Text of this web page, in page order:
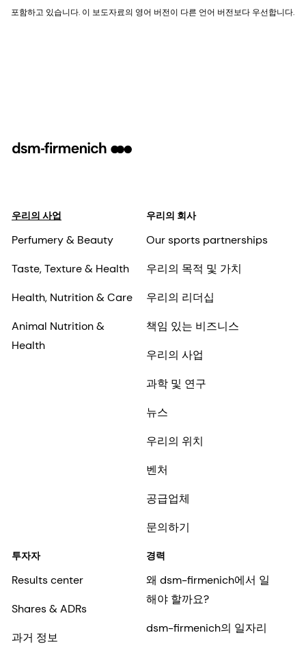
포함하고 있습니다. 이 보도자료의 영어 버전이 다른 언어 버전보다 우선합니다.
우리의 사업
Perfumery & Beauty
Taste, Texture & Health
Health, Nutrition & Care
Animal Nutrition &
Health
우리의 회사
Our sports partnerships
우리의 목적 및 가치
우리의 리더십
책임 있는 비즈니스
우리의 사업
과학 및 연구
뉴스
우리의 위치
벤처
공급업체
문의하기
투자자
Results center
Shares & ADRs
과거 정보
경력
왜 dsm-firmenich에서 일
해야 할까요?
dsm-firmenich의 일자리